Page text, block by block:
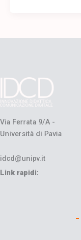
Via Ferrata 9/A -
Università di Pavia
idcd@unipv.it
Link rapidi: